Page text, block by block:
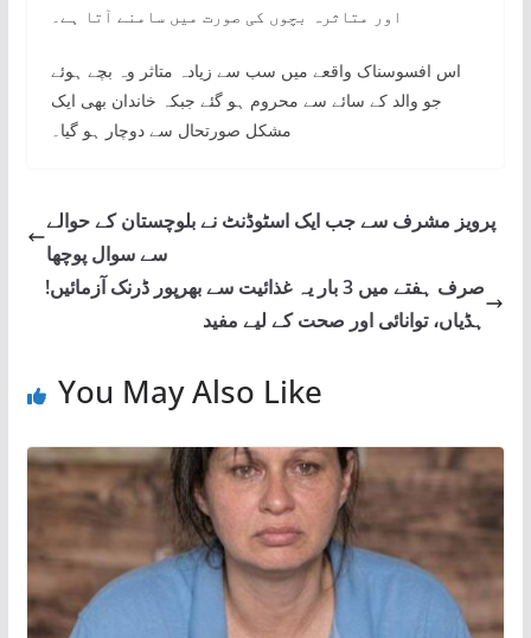
اور متاثرہ بچوں کی صورت میں سامنے آتا ہے۔
اس افسوسناک واقعے میں سب سے زیادہ متاثر وہ بچے ہوئے
جو والد کے سائے سے محروم ہو گئے جبکہ خاندان بھی ایک
مشکل صورتحال سے دوچار ہو گیا۔
پرویز مشرف سے جب ایک اسٹوڈنٹ نے بلوچستان کے حوالے
سے سوال پوچھا
صرف ہفتے میں 3 بار یہ غذائیت سے بھرپور ڈرنک آزمائیں!
ہڈیاں، توانائی اور صحت کے لیے مفید
You May Also Like